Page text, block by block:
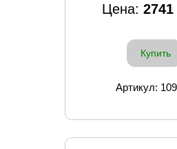
Цена: 2741
Купить
Артикул: